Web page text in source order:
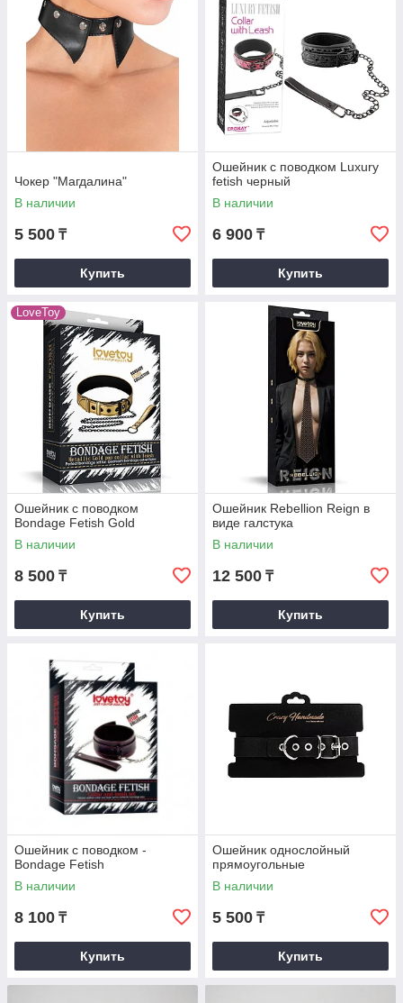
Чокер "Магдалина"
В наличии
5 500 ₸
Купить
Ошейник с поводком Luxury
fetish черный
В наличии
6 900 ₸
Купить
LoveToy
Ошейник с поводком
Bondage Fetish Gold
В наличии
8 500 ₸
Купить
Ошейник Rebellion Reign в
виде галстука
В наличии
12 500 ₸
Купить
Ошейник с поводком -
Bondage Fetish
В наличии
8 100 ₸
Купить
Ошейник однослойный
прямоугольные
В наличии
5 500 ₸
Купить